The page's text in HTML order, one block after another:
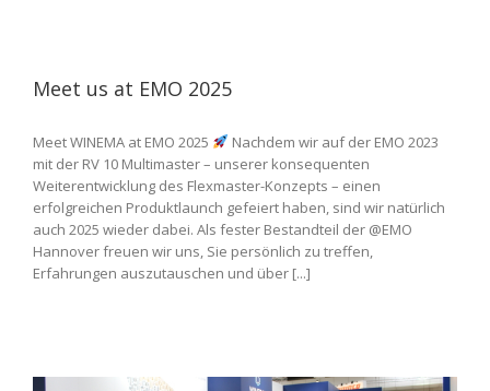
Meet us at EMO 2025
Meet WINEMA at EMO 2025
Nachdem wir auf der EMO 2023
mit der RV 10 Multimaster – unserer konsequenten
Weiterentwicklung des Flexmaster-Konzepts – einen
erfolgreichen Produktlaunch gefeiert haben, sind wir natürlich
auch 2025 wieder dabei. Als fester Bestandteil der @EMO
Hannover freuen wir uns, Sie persönlich zu treffen,
Erfahrungen auszutauschen und über [...]